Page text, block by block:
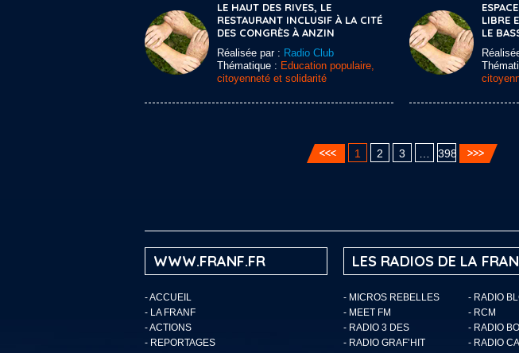
LE HAUT DES RIVES, LE
RESTAURANT INCLUSIF À LA CITÉ
DES CONGRÈS À ANZIN
Réalisée par : Radio Club
Thématique : Education populaire,
citoyenneté et solidarité
LIBRE
LE
1 2 3 398
WWW.FRANF.FR
-ACCUEIL
- LA FRANF
-ACTIONS
- REPORTAGES
LES RADIOS DE LA
- MICROS REBELLES
- RADIO
- MEET FM
- RCM
- RADIO 3 DES
- RADIO
- RADIO GRAF’HIT
- RADIO